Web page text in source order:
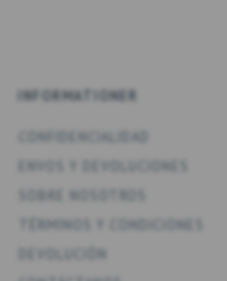
INFORMATIONER
CONFIDENCIALIDAD
TÉRMINOS Y CONDICIONES